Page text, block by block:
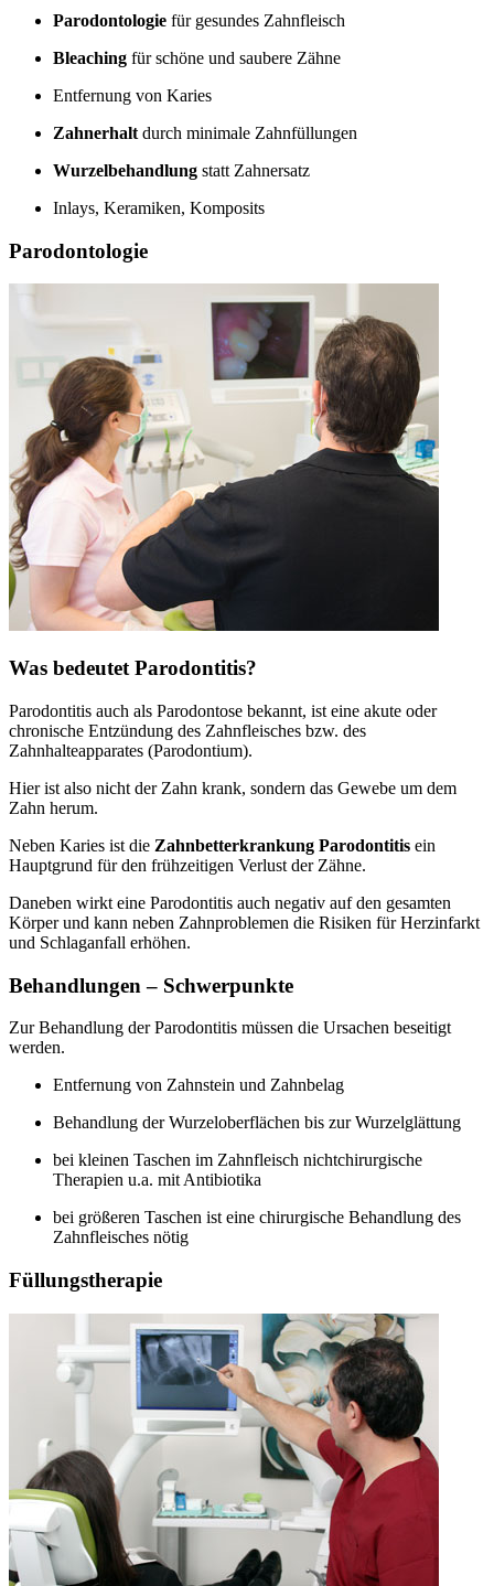
Parodontologie für gesundes Zahnfleisch
Bleaching für schöne und saubere Zähne
Entfernung von Karies
Zahnerhalt durch minimale Zahnfüllungen
Wurzelbehandlung statt Zahnersatz
Inlays, Keramiken, Komposits
Parodontologie
Was bedeutet Parodontitis?
Parodontitis auch als Parodontose bekannt, ist eine akute oder
chronische Entzündung des Zahnfleisches bzw. des
Zahnhalteapparates (Parodontium).
Hier ist also nicht der Zahn krank, sondern das Gewebe um dem
Zahn herum.
Neben Karies ist die Zahnbetterkrankung Parodontitis ein
Hauptgrund für den frühzeitigen Verlust der Zähne.
Daneben wirkt eine Parodontitis auch negativ auf den gesamten
Körper und kann neben Zahnproblemen die Risiken für Herzinfarkt
und Schlaganfall erhöhen.
Behandlungen – Schwerpunkte
Zur Behandlung der Parodontitis müssen die Ursachen beseitigt
werden.
Entfernung von Zahnstein und Zahnbelag
Behandlung der Wurzeloberflächen bis zur Wurzelglättung
bei kleinen Taschen im Zahnfleisch nichtchirurgische
Therapien u.a. mit Antibiotika
bei größeren Taschen ist eine chirurgische Behandlung des
Zahnfleisches nötig
Füllungstherapie